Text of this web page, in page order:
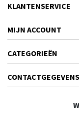
KLANTENSERVICE
MIJN ACCOUNT
CATEGORIEËN
CONTACTGEGEVENS